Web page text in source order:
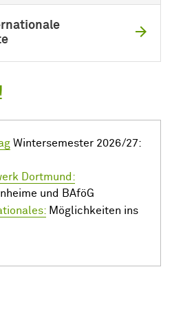
Wintersemester 2026/27:
Dortmund:
und BAföG
Möglichkeiten ins